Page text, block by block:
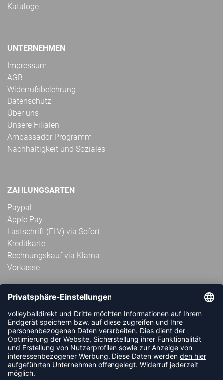
Kataloge
UNTERNEHMEN
Impressum
AGB
Widerrufsbelehrung
Datenschutz
Über uns
Unsere Filialen
Ambassador Programm
Nachhaltigkeit und Soziales
ZAHLUNGSARTEN
Paypal
Apple Pay
Lastschrift (ELV) via Sofort
Kreditkarte
Rechnungskauf via Klarna
Vorkasse
ABONNIERE JETZT DEN KOSTENLOSEN
VOLLEYBALLDIREKT-NEWSLETTER UND VERPASSE KEINE
NEUIGKEIT ODER AKTION MEHR.
JETZT ANMELDEN